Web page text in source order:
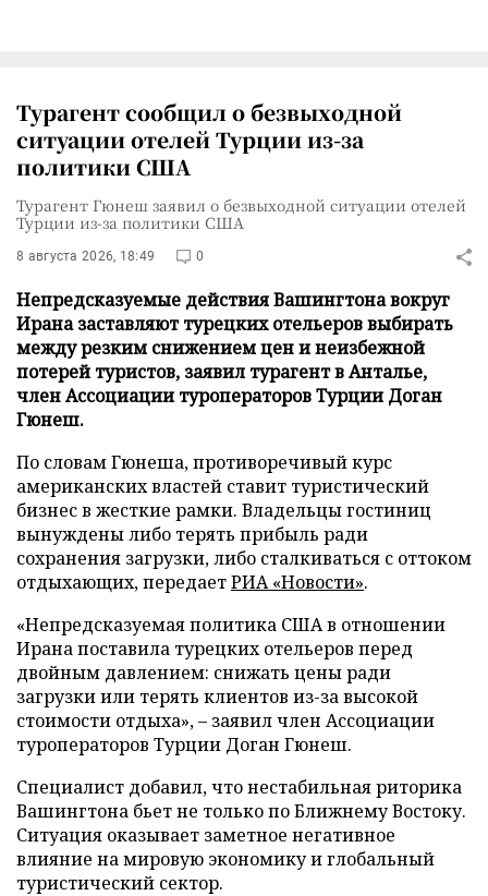
Турагент сообщил о безвыходной
ситуации отелей Турции из-за
политики США
Турагент Гюнеш заявил о безвыходной ситуации отелей
Турции из-за политики США
8 августа 2026, 18:49 0
Непредсказуемые действия Вашингтона вокруг
Ирана заставляют турецких отельеров выбирать
между резким снижением цен и неизбежной
потерей туристов, заявил турагент в Анталье,
член Ассоциации туроператоров Турции Доган
Гюнеш.
По словам Гюнеша, противоречивый курс
американских властей ставит туристический
бизнес в жесткие рамки. Владельцы гостиниц
вынуждены либо терять прибыль ради
сохранения загрузки, либо сталкиваться с оттоком
отдыхающих, передаетРИА «Новости».
«Непредсказуемая политика США в отношении
Ирана поставила турецких отельеров перед
двойным давлением: снижать цены ради
загрузки или терять клиентов из-за высокой
стоимости отдыха», – заявил член Ассоциации
туроператоров Турции Доган Гюнеш.
Специалист добавил, что нестабильная риторика
Вашингтона бьет не только по Ближнему Востоку.
Ситуация оказывает заметное негативное
влияние на мировую экономику и глобальный
туристический сектор.